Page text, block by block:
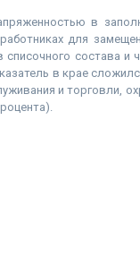
в
для
списочного состава и
в крае
и торговли,